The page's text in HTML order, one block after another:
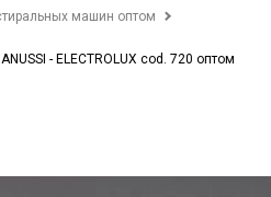
машин оптом
- ELECTROLUX cod. 720 оптом